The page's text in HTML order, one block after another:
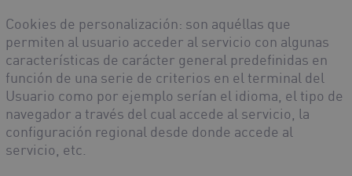
Cookies de personalización: son aquéllas que
permiten al usuario acceder al servicio con algunas
características de carácter general predefinidas en
función de una serie de criterios en el terminal del
Usuario como por ejemplo serían el idioma, el tipo de
navegador a través del cual accede al servicio, la
configuración regional desde donde accede al
servicio, etc.